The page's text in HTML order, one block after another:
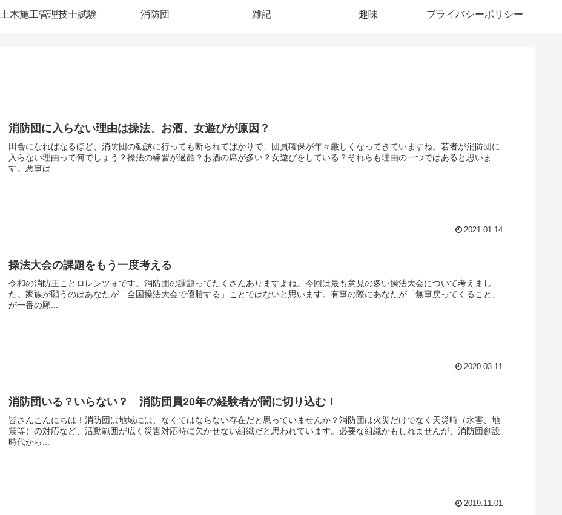
土木施工管理技士試験 消防団 雑記 趣味 プライバシーポリシー
消防団に入らない理由は操法、お酒、女遊びが原因？
田舎になればなるほど、消防団の勧誘に行っても断られてばかりで、団員確保が年々厳しくなってきていますね。若者が消防団に
入らない理由って何でしょう？操法の練習が過酷？お酒の席が多い？女遊びをしている？それらも理由の一つではあると思いま
す。悪事は...
2021.01.14
操法大会の課題をもう一度考える
令和の消防王ことロレンツォです。消防団の課題ってたくさんありますよね。今回は最も意見の多い操法大会について考えまし
た。家族が願うのはあなたが「全国操法大会で優勝する」ことではないと思います。有事の際にあなたが「無事戻ってくること」
が一番の願...
2020.03.11
消防団いる？いらない？ 消防団員20年の経験者が闇に切り込む！
皆さんこんにちは！消防団は地域には、なくてはならない存在だと思っていませんか？消防団は火災だけでなく天災時（水害、地
震等）の対応など、活動範囲が広く災害対応時に欠かせない組織だと思われています。必要な組織かもしれませんが、消防団創設
時代から...
2019.11.01